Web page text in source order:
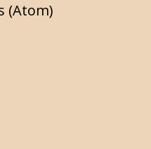
(Atom)